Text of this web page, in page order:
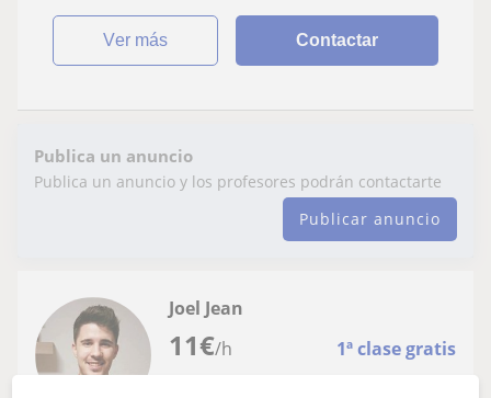
ver más Contactar
Publica un anuncio
Publica un anuncio y los profesores podrán contactarte
Publicar anuncio
11€/h 1ª clase gratis
Joel Jean